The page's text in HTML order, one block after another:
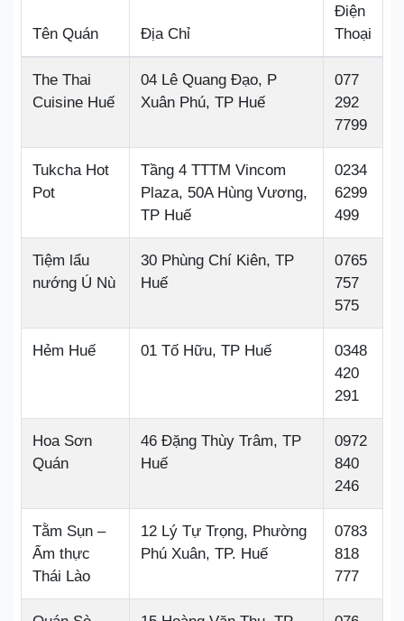
Tên Quán Địa Chỉ
Điện
Thoại
The Thai
Cuisine Huế
04 Lê Quang Đạo, P
Xuân Phú, TP Huế
077
292
7799
Tukcha Hot
Pot
Tầng 4 TTTM Vincom
Plaza, 50A Hùng Vương,
TP Huế
0234
6299
499
Tiệm lẩu
nướng Ú Nù
30 Phùng Chí Kiên, TP
Huế
0765
757
575
Hẻm Huế 01 Tố Hữu, TP Huế
0348
420
291
Hoa Sơn
Quán
46 Đặng Thùy Trâm, TP
Huế
0972
840
246
Tằm Sụn –
Ẩm thực
Thái Lào
12 Lý Tự Trọng, Phường
Phú Xuân, TP. Huế
0783
818
777